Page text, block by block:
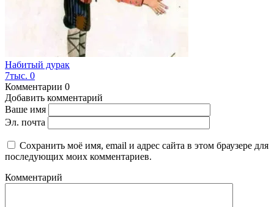
Набитый дурак
7тыс. 0
Комментарии 0
Добавить комментарий
Ваше имя
Эл. почта
Сохранить моё имя, email и адрес сайта в этом браузере для
последующих моих комментариев.
Комментарий